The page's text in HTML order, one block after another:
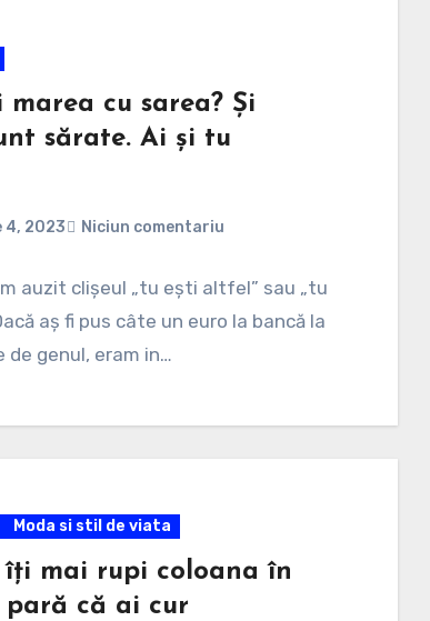
cu sarea? Și
sărate. Ai și tu
4, 2023 Niciun comentariu
auzit clișeul „tu ești altfel” sau „tu
aș fi pus câte un euro la bancă la
de genul, eram in…
Moda si stil de viata
îți mai rupi coloana în
pară că ai cur